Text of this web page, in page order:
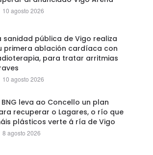
Posted
10 agosto 2026
sanidad pública de Vigo realiza
primera ablación cardíaca con
para tratar arritmias
Posted
10 agosto 2026
BNG leva ao Concello un plan
recuperar o Lagares, o río que
plásticos verte á ría de Vigo
Posted
8 agosto 2026